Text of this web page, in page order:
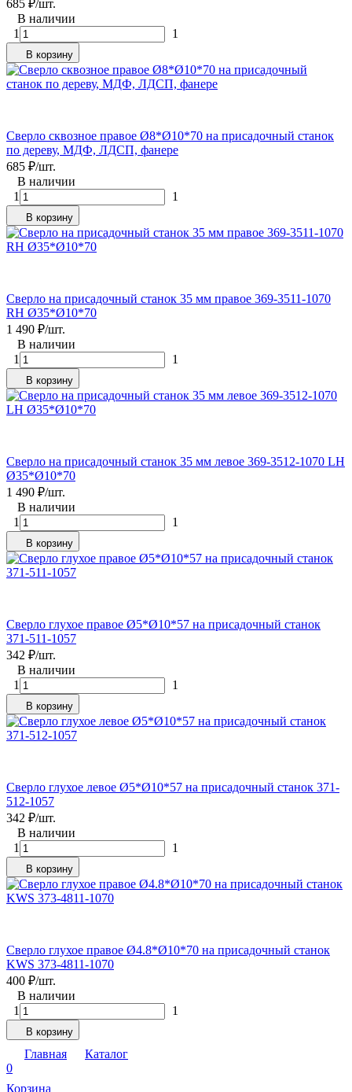
685 ₽/шт.
В наличии
1
1
В корзину
Сверло сквозное правое Ø8*Ø10*70 на присадочный станок
по дереву, МДФ, ЛДСП, фанере
685 ₽/шт.
В наличии
1
1
В корзину
Сверло на присадочный станок 35 мм правое 369-3511-1070
RH Ø35*Ø10*70
1 490 ₽/шт.
В наличии
1
1
В корзину
Сверло на присадочный станок 35 мм левое 369-3512-1070 LH
Ø35*Ø10*70
1 490 ₽/шт.
В наличии
1
1
В корзину
Сверло глухое правое Ø5*Ø10*57 на присадочный станок
371-511-1057
342 ₽/шт.
В наличии
1
1
В корзину
Сверло глухое левое Ø5*Ø10*57 на присадочный станок 371-
512-1057
342 ₽/шт.
В наличии
1
1
В корзину
Сверло глухое правое Ø4.8*Ø10*70 на присадочный станок
KWS 373-4811-1070
400 ₽/шт.
В наличии
1
1
В корзину
Главная
Каталог
0
Корзина